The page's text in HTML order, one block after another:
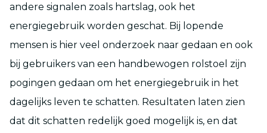
andere signalen zoals hartslag, ook het
energiegebruik worden geschat. Bij lopende
mensen is hier veel onderzoek naar gedaan en ook
bij gebruikers van een handbewogen rolstoel zijn
pogingen gedaan om het energiegebruik in het
dagelijks leven te schatten. Resultaten laten zien
dat dit schatten redelijk goed mogelijk is, en dat